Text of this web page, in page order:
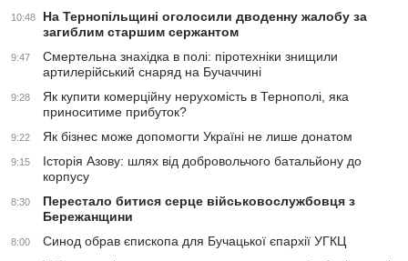
10:48
На Тернопільщині оголосили дводенну жалобу за
загиблим старшим сержантом
9:47
Смертельна знахідка в полі: піротехніки знищили
артилерійський снаряд на Бучаччині
9:28
Як купити комерційну нерухомість в Тернополі, яка
приноситиме прибуток?
9:22 Як бізнес може допомогти Україні не лише донатом
9:15
Історія Азову: шлях від добровольчого батальйону до
корпусу
8:30
Перестало битися серце військовослужбовця з
Бережанщини
8:00 Синод обрав єпископа для Бучацької єпархії УГКЦ